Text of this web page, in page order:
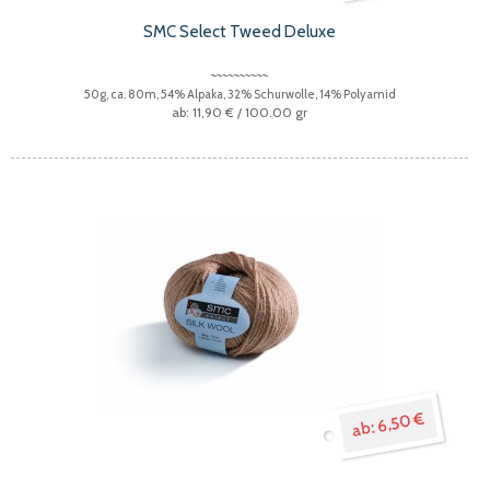
SMC Select Tweed Deluxe
50g, ca. 80m, 54% Alpaka, 32% Schurwolle, 14% Polyamid
11,90 € / 100.00 gr
6,50 €